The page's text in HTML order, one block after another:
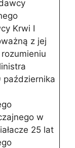
Krwi I
z jej
października
w
25 lat